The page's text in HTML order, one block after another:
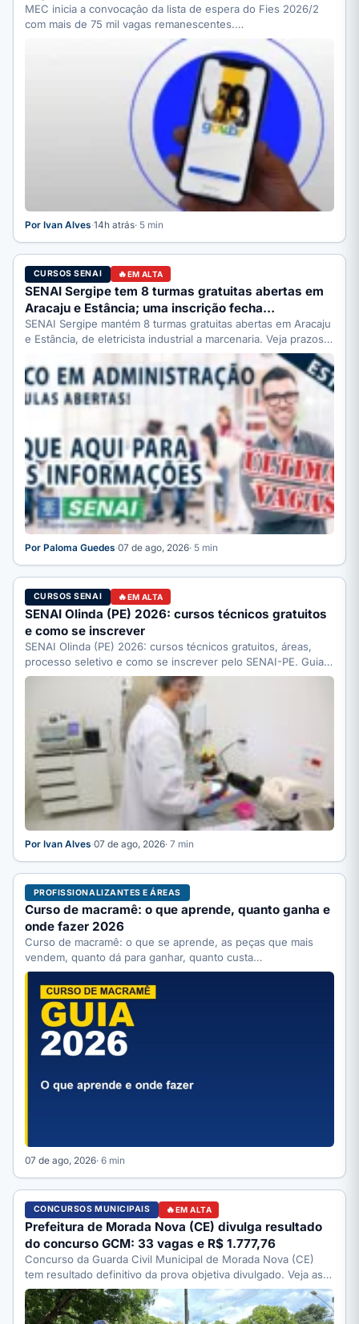
MEC inicia a convocação da lista de espera do Fies 2026/2
com mais de 75 mil vagas remanescentes.…
Por Ivan Alves·14h atrás· 5 min
CURSOS SENAI EM ALTA
SENAI Sergipe tem 8 turmas gratuitas abertas em
Aracaju e Estância; uma inscrição fecha…
SENAI Sergipe mantém 8 turmas gratuitas abertas em Aracaju
e Estância, de eletricista industrial a marcenaria. Veja prazos:
Por Paloma Guedes·07 de ago, 2026· 5 min
CURSOS SENAI EM ALTA
SENAI Olinda (PE) 2026: cursos técnicos gratuitos
e como se inscrever
SENAI Olinda (PE) 2026: cursos técnicos gratuitos, áreas,
processo seletivo e como se inscrever pelo SENAI-PE. Guia
completo.
Por Ivan Alves·07 de ago, 2026· 7 min
PROFISSIONALIZANTES E ÁREAS
Curso de macramê: o que aprende, quanto ganha e
onde fazer 2026
Curso de macramê: o que se aprende, as peças que mais
vendem, quanto dá para ganhar, quanto custa…
07 de ago, 2026· 6 min
CONCURSOS MUNICIPAIS EM ALTA
Prefeitura de Morada Nova (CE) divulga resultado
do concurso GCM: 33 vagas e R$ 1.777,76
Concurso da Guarda Civil Municipal de Morada Nova (CE)
tem resultado definitivo da prova objetiva divulgado. Veja as…